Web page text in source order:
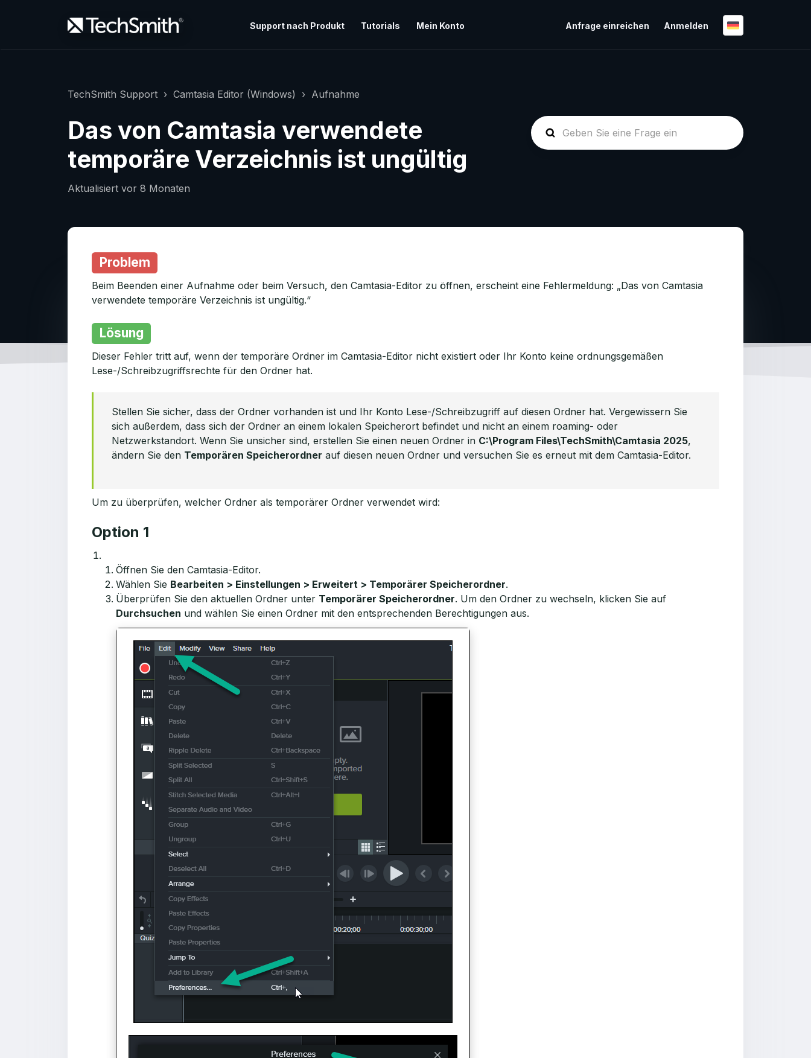
Support nach Produkt Tutorials Mein Konto Anfrage einreichen Anmelden
TechSmith Support Camtasia Editor (Windows) Aufnahme
Das von Camtasia verwendete
temporäre Verzeichnis ist ungültig
Aktualisiert vor 8 Monaten
Problem
Beim Beenden einer Aufnahme oder beim Versuch, den Camtasia-Editor zu öffnen, erscheint eine Fehlermeldung: „Das von Camtasia
verwendete temporäre Verzeichnis ist ungültig.“
Lösung
Dieser Fehler tritt auf, wenn der temporäre Ordner im Camtasia-Editor nicht existiert oder Ihr Konto keine ordnungsgemäßen
Lese-/Schreibzugriffsrechte für den Ordner hat.
Stellen Sie sicher, dass der Ordner vorhanden ist und Ihr Konto Lese-/Schreibzugriff auf diesen Ordner hat. Vergewissern Sie
sich außerdem, dass sich der Ordner an einem lokalen Speicherort befindet und nicht an einem roaming- oder
Netzwerkstandort. Wenn Sie unsicher sind, erstellen Sie einen neuen Ordner in C:\Program Files\TechSmith\Camtasia 2025,
ändern Sie den Temporären Speicherordner auf diesen neuen Ordner und versuchen Sie es erneut mit dem Camtasia-Editor.
Um zu überprüfen, welcher Ordner als temporärer Ordner verwendet wird:
Option 1
Öffnen Sie den Camtasia-Editor.
Wählen Sie Bearbeiten > Einstellungen > Erweitert > Temporärer Speicherordner.
Überprüfen Sie den aktuellen Ordner unter Temporärer Speicherordner. Um den Ordner zu wechseln, klicken Sie auf
Durchsuchen und wählen Sie einen Ordner mit den entsprechenden Berechtigungen aus.